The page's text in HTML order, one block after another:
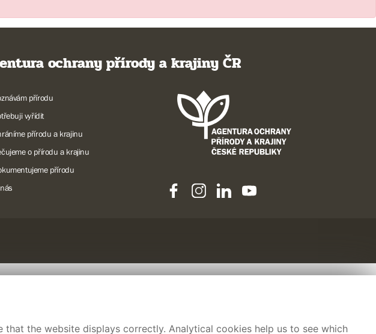
ochrany přírody a krajiny ČR
přírodu
vyřídit
přírodu a krajinu
o přírodu a krajinu
přírodu
the website displays correctly. Analytical cookies help us to see which